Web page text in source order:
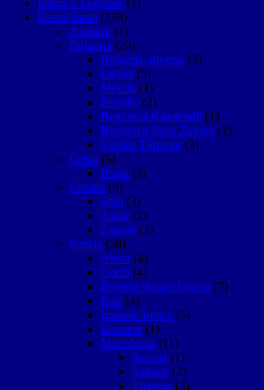
Restul lumii (138)
Andorra (1)
Bulgaria (20)
Bulgaria, diverse (3)
Litoral (5)
Melnik (1)
Plovdiv (2)
Regiunea Kiustendil (1)
Regiunea Stara Zagora (1)
Vekiko Târnovo (3)
Cehia (5)
Praga (3)
Croatia (9)
Split (3)
Zadar (2)
Zagreb (3)
Grecia (38)
Atena (4)
Corfu (4)
Diverse despre Grecia (7)
Epir (4)
Insulele Ionice (5)
Kastoria (1)
Macedonia (11)
Kavala (1)
Salonic (2)
Thassos (3)